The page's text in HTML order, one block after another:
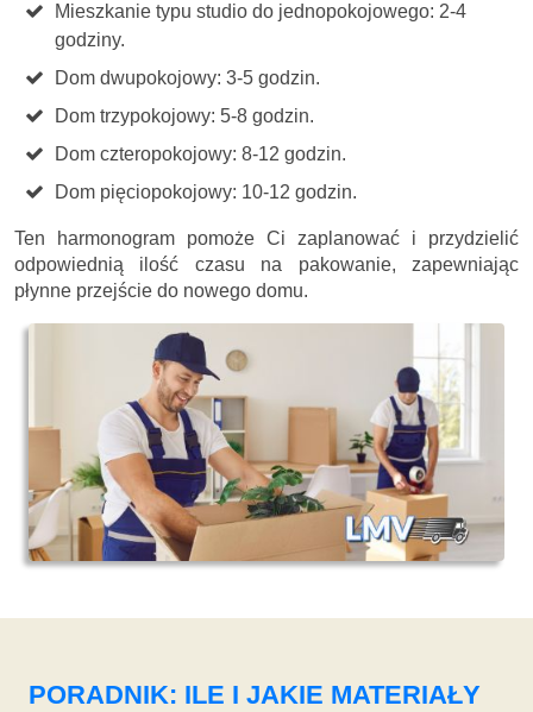
Mieszkanie typu studio do jednopokojowego: 2-4
godziny.
Dom dwupokojowy: 3-5 godzin.
Dom trzypokojowy: 5-8 godzin.
Dom czteropokojowy: 8-12 godzin.
Dom pięciopokojowy: 10-12 godzin.
Ten harmonogram pomoże Ci zaplanować i przydzielić
odpowiednią ilość czasu na pakowanie, zapewniając
płynne przejście do nowego domu.
PORADNIK: ILE I JAKIE MATERIAŁY